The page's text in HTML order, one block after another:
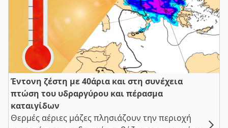
Έντονη ζέστη με 40άρια και στη συνέχεια
πτώση του υδραργύρου και πέρασμα
καταιγίδων
Θερμές αέριες μάζες πλησιάζουν την περιοχή